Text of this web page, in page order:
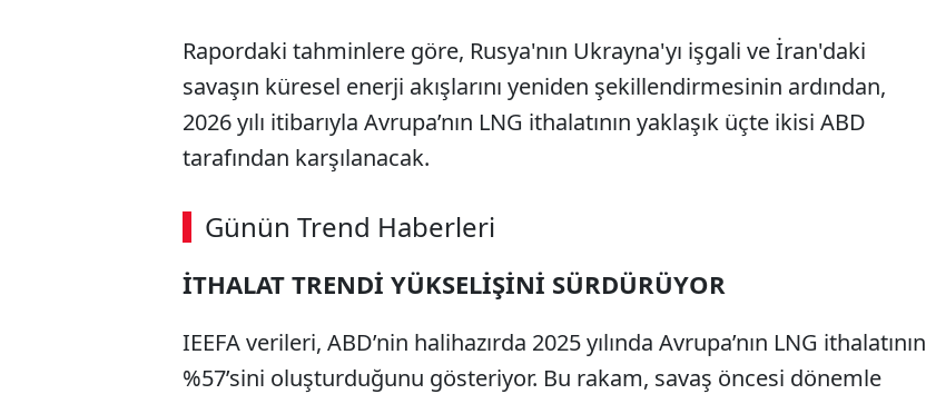
Rapordaki tahminlere göre, Rusya'nın Ukrayna'yı işgali ve İran'daki
savaşın küresel enerji akışlarını yeniden şekillendirmesinin ardından,
2026 yılı itibarıyla Avrupa’nın LNG ithalatının yaklaşık üçte ikisi ABD
tarafından karşılanacak.
Günün Trend Haberleri
00:02 / 09:08
İTHALAT TRENDİ YÜKSELİŞİNİ SÜRDÜRÜYOR
IEEFA verileri, ABD’nin halihazırda 2025 yılında Avrupa’nın LNG ithalatının
%57’sini oluşturduğunu gösteriyor. Bu rakam, savaş öncesi dönemle